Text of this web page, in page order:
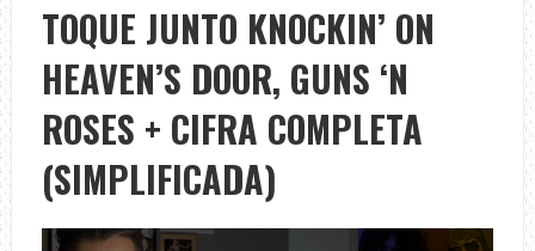
TOQUE JUNTO KNOCKIN’ ON
HEAVEN’S DOOR, GUNS ‘N
ROSES + CIFRA COMPLETA
(SIMPLIFICADA)